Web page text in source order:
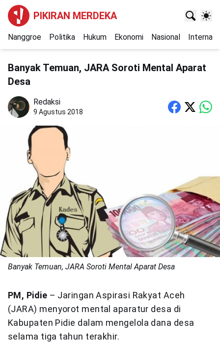
PIKIRAN MERDEKA
Nanggroe Politika Hukum Ekonomi Nasional
Banyak Temuan, JARA Soroti Mental Aparat
Desa
Redaksi
9 Agustus 2018
Banyak Temuan, JARA Soroti Mental Aparat Desa
PM, Pidie – Jaringan Aspirasi Rakyat Aceh
(JARA) menyorot mental aparatur desa di
Kabupaten Pidie dalam mengelola dana desa
selama tiga tahun terakhir.